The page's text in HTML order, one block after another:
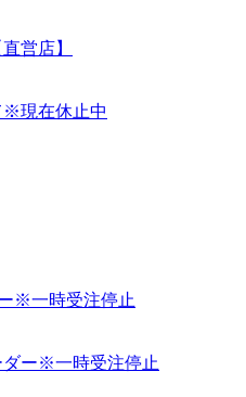
営店】
※現在休止中
※一時受注停止
ー※一時受注停止